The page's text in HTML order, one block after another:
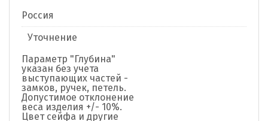
Россия
Уточнение
Параметр "Глубина"
указан без учета
выступающих частей -
замков, ручек, петель.
Допустимое отклонение
веса изделия +/- 10%.
Цвет сейфа и другие